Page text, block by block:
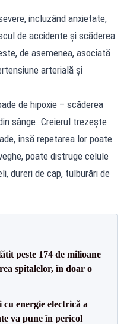
incluzând anxietate,
de accidente și scăderea
de asemenea, asociată
arterială și
de hipoxie – scăderea
sânge. Creierul trezește
însă repetarea lor poate
poate distruge celule
dureri de cap, tulburări de
peste 174 de milioane
spitalelor, în doar o
energie electrică a
va pune în pericol